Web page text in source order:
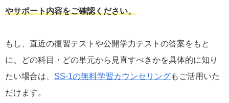
やサポート内容をご確認ください。
もし、直近の復習テストや公開学力テストの答案をもと
に、どの科目・どの単元から見直すべきかを具体的に知り
たい場合は、 SS-1の無料学習カウンセリングもご活用いた
だけます。